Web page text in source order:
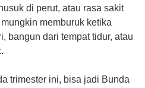
di perut, atau rasa sakit
memburuk ketika
bangun dari tempat tidur, atau
trimester ini, bisa jadi Bunda